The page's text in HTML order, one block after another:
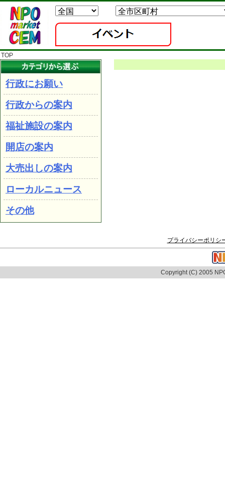
TOP
行政にお願い
行政からの案内
福祉施設の案内
開店の案内
大売出しの案内
ローカルニュース
その他
プライバシーポリシ
Copyright (C) 2005